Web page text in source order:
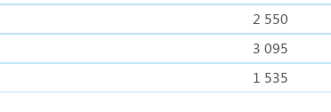
2 550
3 095
1 535